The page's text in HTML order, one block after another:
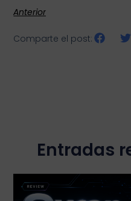
Anterior
Comparte el post:
Entradas